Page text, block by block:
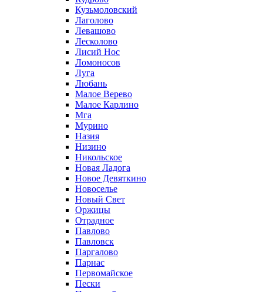
Кузьмоловский
Лаголово
Левашово
Лесколово
Лисий Нос
Ломоносов
Луга
Любань
Малое Верево
Малое Карлино
Мга
Мурино
Назия
Низино
Никольское
Новая Ладога
Новое Девяткино
Новоселье
Новый Свет
Оржицы
Отрадное
Павлово
Павловск
Паргалово
Парнас
Первомайское
Пески